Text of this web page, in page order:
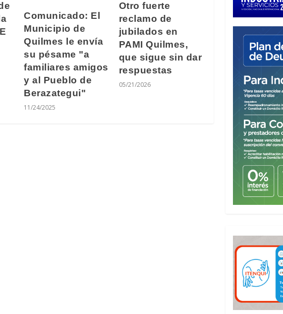
Comunicado: El
Municipio de
Quilmes le envía
su pésame "a
familiares amigos
y al Pueblo de
Berazategui"
11/24/2025
Otro fuerte
reclamo de
jubilados en
PAMI Quilmes,
que sigue sin dar
respuestas
05/21/2026